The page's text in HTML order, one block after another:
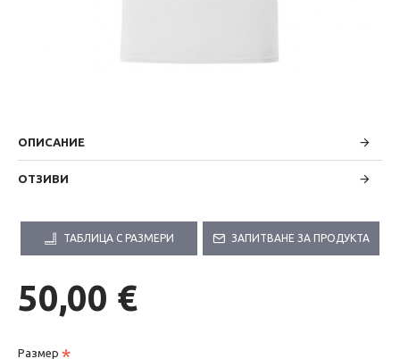
ОПИСАНИЕ
ОТЗИВИ
ТАБЛИЦА С РАЗМЕРИ ЗАПИТВАНЕ ЗА ПРОДУКТА
50,00 €
Размер